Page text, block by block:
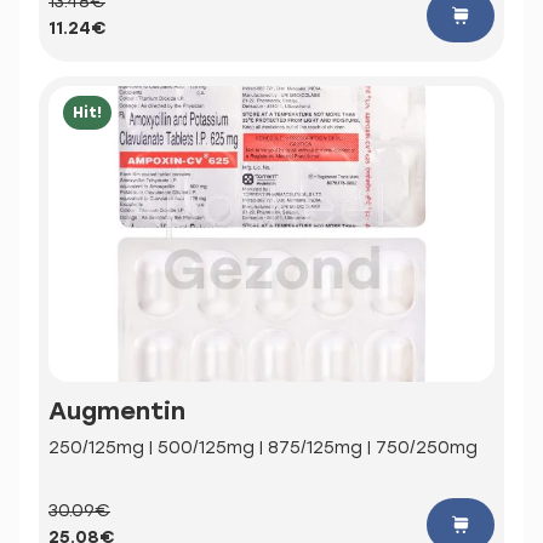
11.24€
Hit!
Augmentin
250/125mg | 500/125mg | 875/125mg | 750/250mg
30.09€
25.08€